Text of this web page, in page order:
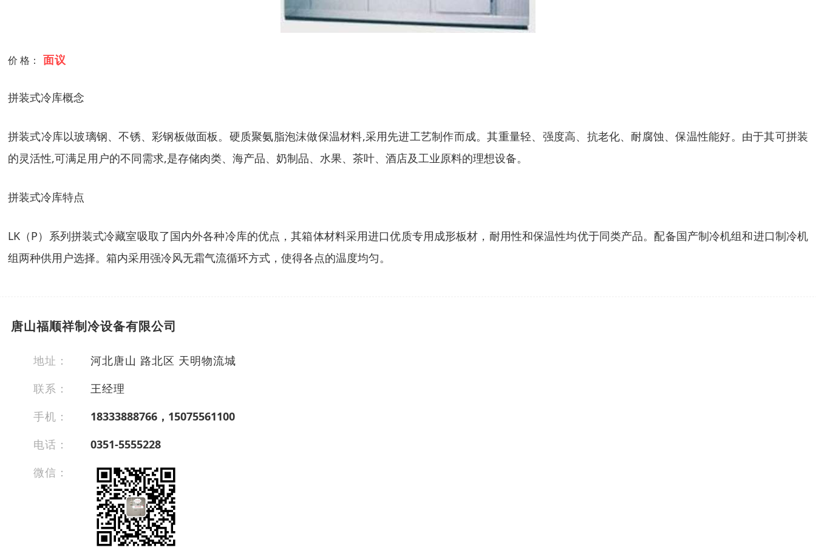
价 格： 面议
拼装式冷库概念
拼装式冷库以玻璃钢、不锈、彩钢板做面板。硬质聚氨脂泡沫做保温材料,采用先进工艺制作而成。其重量轻、强度高、抗老化、耐腐蚀、保温性能好。由于其可拼装
的灵活性,可满足用户的不同需求,是存储肉类、海产品、奶制品、水果、茶叶、酒店及工业原料的理想设备。
拼装式冷库特点
LK（P）系列拼装式冷藏室吸取了国内外各种冷库的优点，其箱体材料采用进口优质专用成形板材，耐用性和保温性均优于同类产品。配备国产制冷机组和进口制冷机
组两种供用户选择。箱内采用强冷风无霜气流循环方式，使得各点的温度均匀。
唐山福顺祥制冷设备有限公司
地址：
河北唐山 路北区 天明物流城
联系：
王经理
手机：
18333888766，15075561100
电话：
0351-5555228
微信：